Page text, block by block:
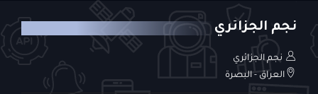
نجم الجزائري
نجم الجزائري
العراق - البصرة